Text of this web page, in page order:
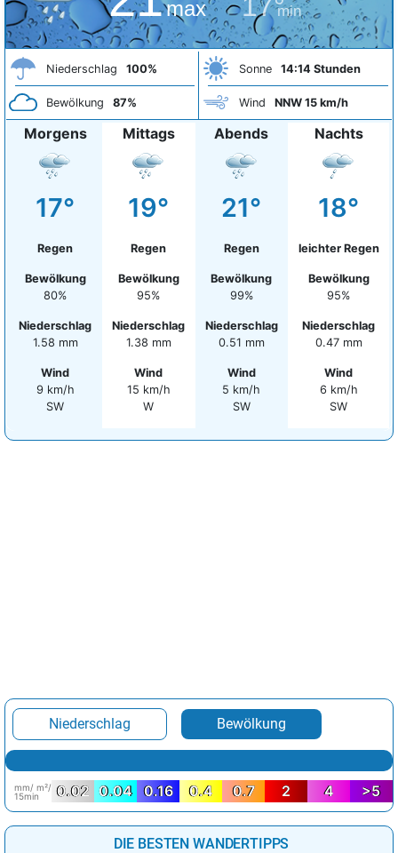
max min
Niederschlag 100%
Bewölkung 87%
Sonne 14:14 Stunden
Wind NNW 15 km/h
Morgens
17°
Regen
Bewölkung
80%
Niederschlag
1.58 mm
Wind
9 km/h
SW
Mittags
19°
Regen
Bewölkung
95%
Niederschlag
1.38 mm
Wind
15 km/h
W
Abends
21°
Regen
Bewölkung
99%
Niederschlag
0.51 mm
Wind
5 km/h
SW
Nachts
18°
leichter Regen
Bewölkung
95%
Niederschlag
0.47 mm
Wind
6 km/h
SW
Niederschlag Bewölkung
mm/ m²/
15min
0.02 0.04 0.16 0.4 0.7 2 4 >5
DIE BESTEN WANDERTIPPS